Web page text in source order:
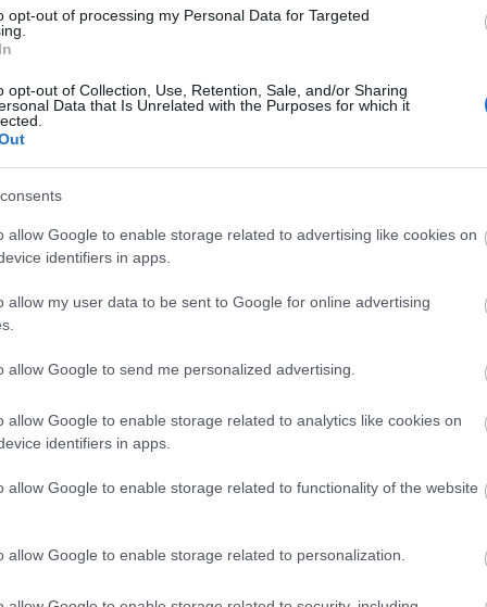
opt-out of processing my Personal Data for Targeted
opt-out of Collection, Use, Retention, Sale, and/or Sharing
Data that Is Unrelated with the Purposes for which it
allow Google to enable storage related to advertising like cookies on
identifiers in apps.
allow my user data to be sent to Google for online advertising
allow Google to send me personalized advertising.
allow Google to enable storage related to analytics like cookies on
identifiers in apps.
allow Google to enable storage related to functionality of the website
allow Google to enable storage related to personalization.
ISTVÁN-pezsgő, valamint gyűjteményének becses tárgya: egy Szegedre
elsüllyedt BARON GAUTSCH osztrák-magyar személyszállító gőzhajóról
a SZENT ISTVÁN kutatásának helytörténeti
Búvárszövetség akkori elnöke felkérésére hogyan lépett
pópájával, Gájity Branyiszlávval, hogy a csatahajó 7
származó
- a csatahajó írnoka - által a
adományozott emlékhorgony (a csatahajó horgonyának
Pintér Ferenc kis híján elsüllyedt a hajóval, mert a
a vontatókötél fedélzetre hozatalában, amikor a sérült hadihajó
vontatni a sebesült óriást. Hanem, ahogy egyre jobban
is bizonytalanul álló horgonyláncok oldalra csúsztak, ledöntve
a lánc alá szorult. A horgonylánc által a fedélzethez szegezve már
el, amikor egy hirtelen támadt szélroham megbillentette a